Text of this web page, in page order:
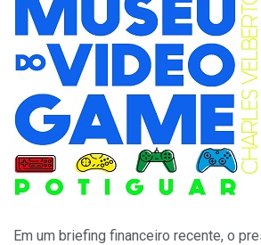
Em um briefing financeiro recente, o